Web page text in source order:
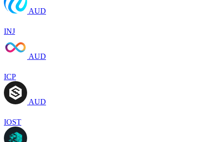
AUD
INJ
AUD
ICP
AUD
IOST